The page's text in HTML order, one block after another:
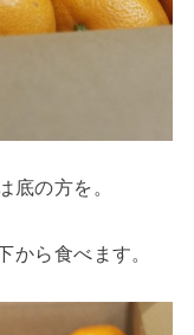
底の方を。
から食べます。